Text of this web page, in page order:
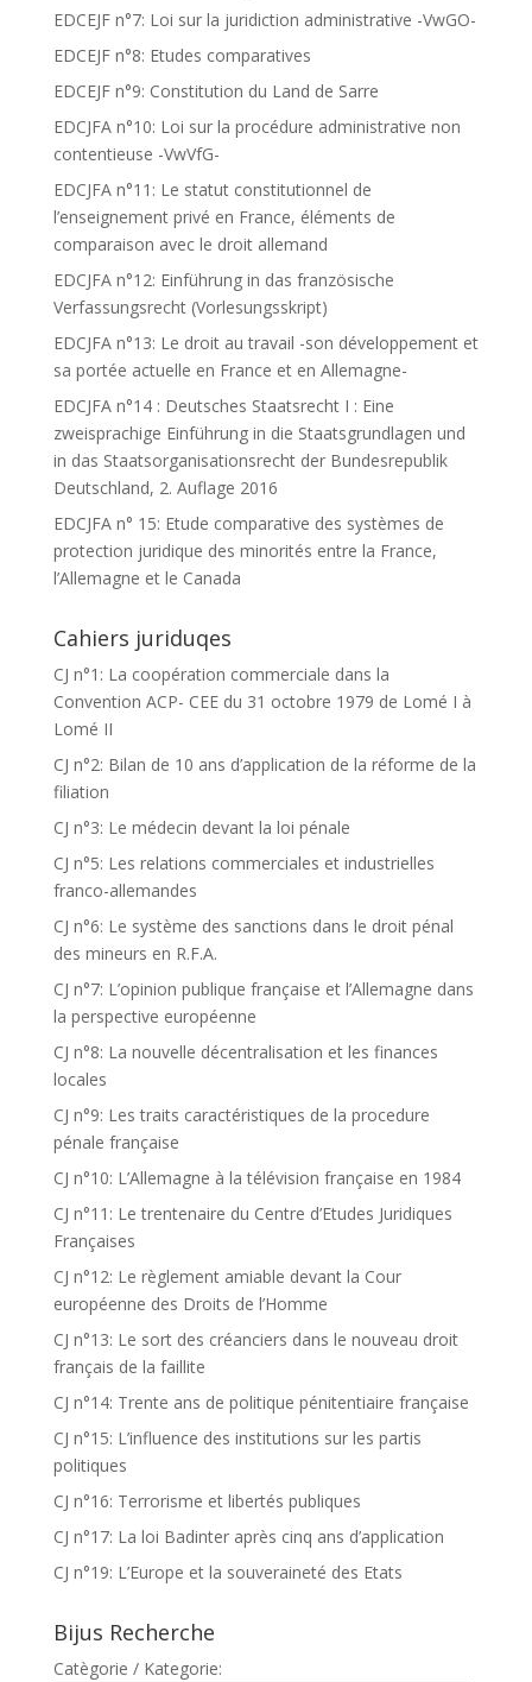
EDCEJF n°7: Loi sur la juridiction administrative -VwGO-
EDCEJF n°8: Etudes comparatives
EDCEJF n°9: Constitution du Land de Sarre
EDCJFA n°10: Loi sur la procédure administrative non
contentieuse -VwVfG-
EDCJFA n°11: Le statut constitutionnel de
l’enseignement privé en France, éléments de
comparaison avec le droit allemand
EDCJFA n°12: Einführung in das französische
Verfassungsrecht (Vorlesungsskript)
EDCJFA n°13: Le droit au travail -son développement et
sa portée actuelle en France et en Allemagne-
EDCJFA n°14 : Deutsches Staatsrecht I : Eine
zweisprachige Einführung in die Staatsgrundlagen und
in das Staatsorganisationsrecht der Bundesrepublik
Deutschland, 2. Auflage 2016
EDCJFA n° 15: Etude comparative des systèmes de
protection juridique des minorités entre la France,
l’Allemagne et le Canada
Cahiers juriduqes
CJ n°1: La coopération commerciale dans la
Convention ACP- CEE du 31 octobre 1979 de Lomé I à
Lomé II
CJ n°2: Bilan de 10 ans d’application de la réforme de la
filiation
CJ n°3: Le médecin devant la loi pénale
CJ n°5: Les relations commerciales et industrielles
franco-allemandes
CJ n°6: Le système des sanctions dans le droit pénal
des mineurs en R.F.A.
CJ n°7: L’opinion publique française et l’Allemagne dans
la perspective européenne
CJ n°8: La nouvelle décentralisation et les finances
locales
CJ n°9: Les traits caractéristiques de la procedure
pénale française
CJ n°10: L’Allemagne à la télévision française en 1984
CJ n°11: Le trentenaire du Centre d’Etudes Juridiques
Françaises
CJ n°12: Le règlement amiable devant la Cour
européenne des Droits de l’Homme
CJ n°13: Le sort des créanciers dans le nouveau droit
français de la faillite
CJ n°14: Trente ans de politique pénitentiaire française
CJ n°15: L’influence des institutions sur les partis
politiques
CJ n°16: Terrorisme et libertés publiques
CJ n°17: La loi Badinter après cinq ans d’application
CJ n°19: L’Europe et la souveraineté des Etats
Bijus Recherche
Catègorie / Kategorie: